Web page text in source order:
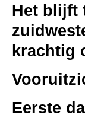
Het blijft
krachtig
Eerste